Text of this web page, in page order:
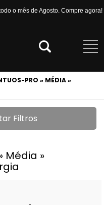
o mês de Agosto. Compre agora!
PRO » MÉDIA »
Filtros
Média »